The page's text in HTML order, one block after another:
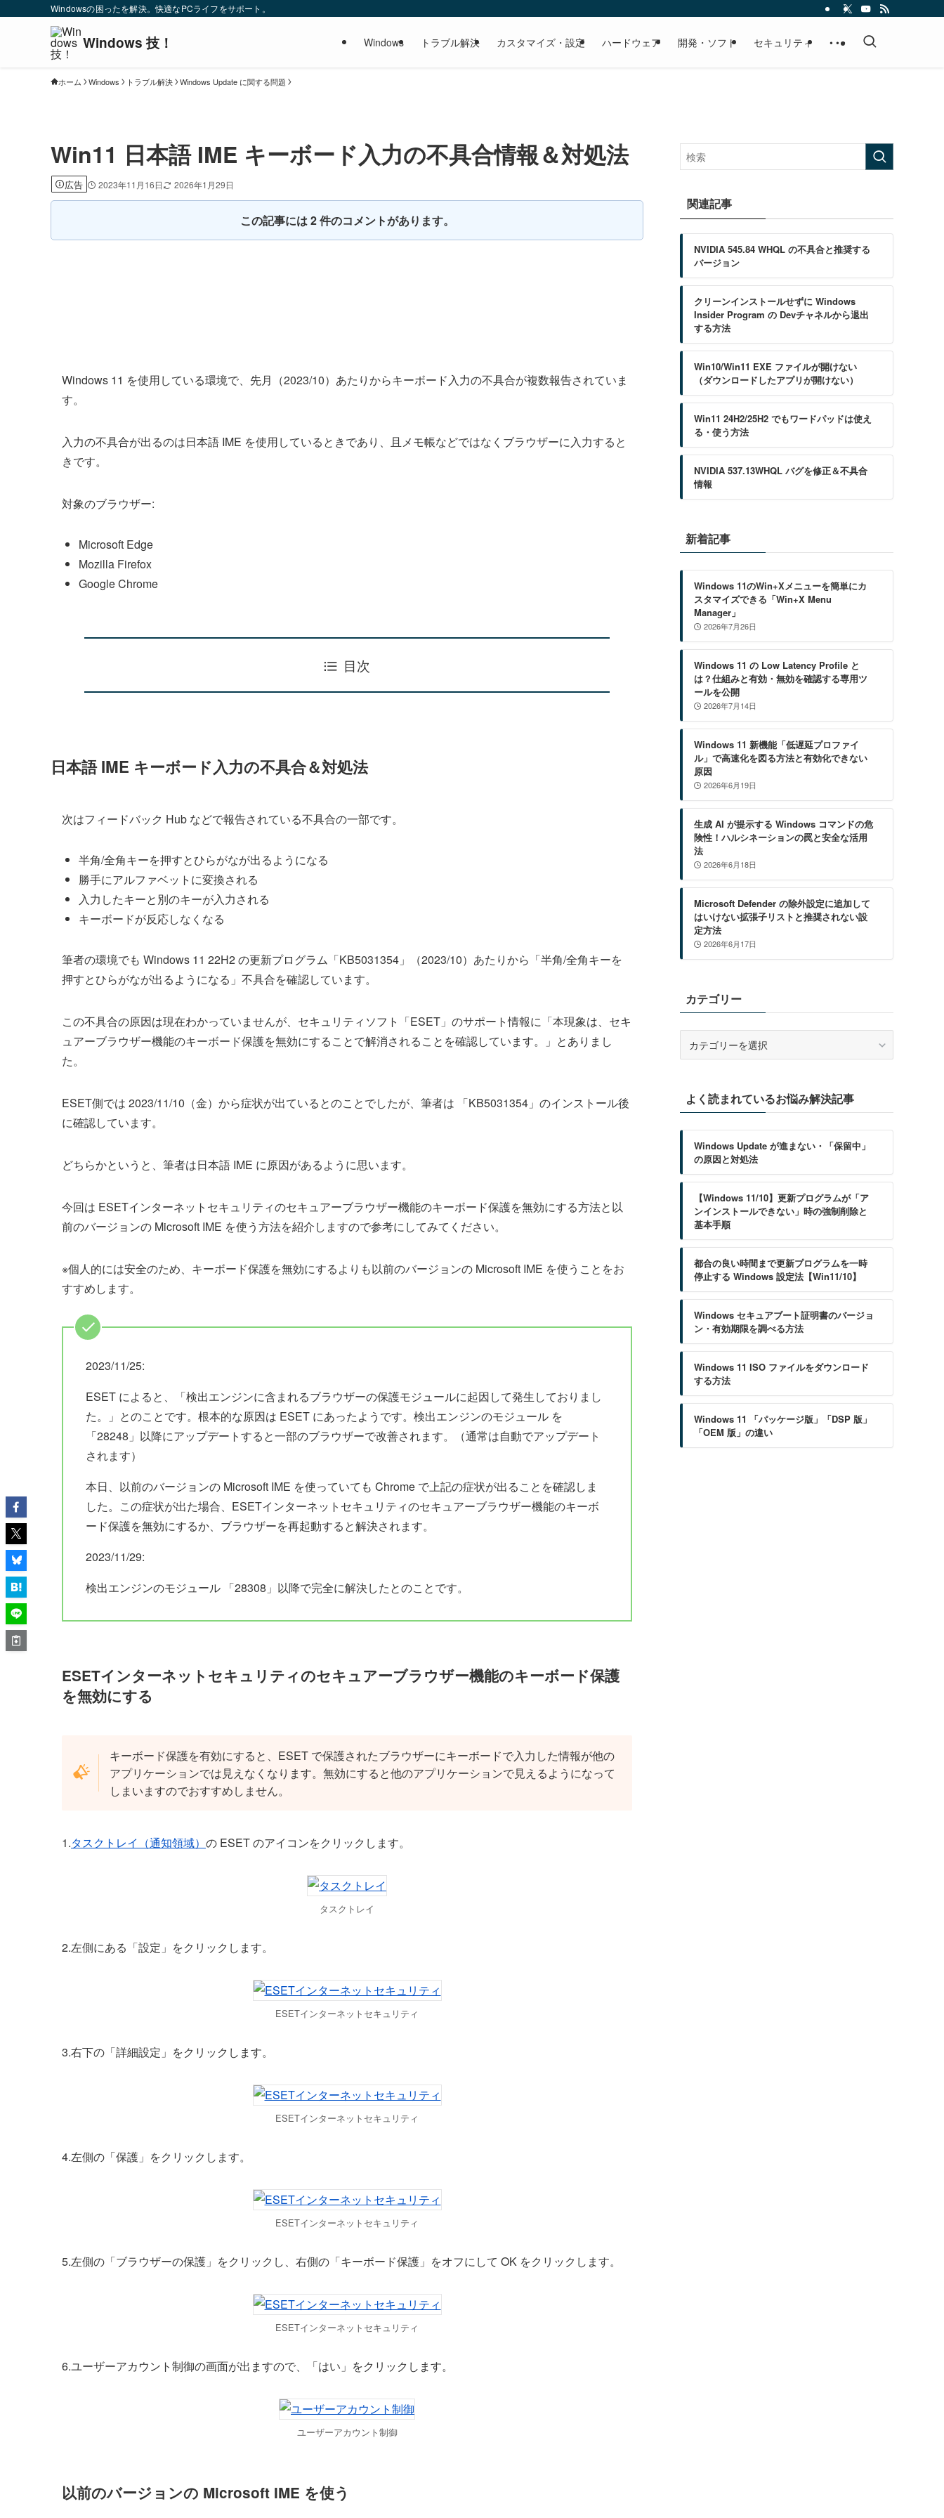
Windowsの困ったを解決。快適なPCライフをサポート。
Windows トラブル解決 カスタマイズ・設定 ハードウェア 開発・ソフト セキュリティ • • •
ホーム Windows トラブル解決 Windows Update に関する問題
Win11 日本語 IME キーボード入力の不具合情報＆対処法
広告 2023年11月16日 2026年1月29日
この記事には 2 件のコメントがあります。
Windows 11 を使用している環境で、先月（2023/10）あたりからキーボード入力の不具合が複数報告されていま
す。
入力の不具合が出るのは日本語 IME を使用しているときであり、且メモ帳などではなくブラウザーに入力すると
きです。
対象のブラウザー:
Microsoft Edge
Mozilla Firefox
Google Chrome
目次
日本語 IME キーボード入力の不具合＆対処法
次はフィードバック Hub などで報告されている不具合の一部です。
半角/全角キーを押すとひらがなが出るようになる
勝手にアルファベットに変換される
入力したキーと別のキーが入力される
キーボードが反応しなくなる
筆者の環境でも Windows 11 22H2 の更新プログラム「KB5031354」（2023/10）あたりから「半角/全角キーを
押すとひらがなが出るようになる」不具合を確認しています。
この不具合の原因は現在わかっていませんが、セキュリティソフト「ESET」のサポート情報に「本現象は、セキ
ュアーブラウザー機能のキーボード保護を無効にすることで解消されることを確認しています。」とありまし
た。
ESET側では 2023/11/10（金）から症状が出ているとのことでしたが、筆者は 「KB5031354」のインストール後
に確認しています。
どちらかというと、筆者は日本語 IME に原因があるように思います。
今回は ESETインターネットセキュリティのセキュアーブラウザー機能のキーボード保護を無効にする方法と以
前のバージョンの Microsoft IME を使う方法を紹介しますので参考にしてみてください。
※個人的には安全のため、キーボード保護を無効にするよりも以前のバージョンの Microsoft IME を使うことをお
すすめします。
2023/11/25:
ESET によると、「検出エンジンに含まれるブラウザーの保護モジュールに起因して発生しておりまし
た。」とのことです。根本的な原因は ESET にあったようです。検出エンジンのモジュール を
「28248」以降にアップデートすると一部のブラウザーで改善されます。（通常は自動でアップデート
されます）
本日、以前のバージョンの Microsoft IME を使っていても Chrome で上記の症状が出ることを確認しま
した。この症状が出た場合、ESETインターネットセキュリティのセキュアーブラウザー機能のキーボ
ード保護を無効にするか、ブラウザーを再起動すると解決されます。
2023/11/29:
検出エンジンのモジュール 「28308」以降で完全に解決したとのことです。
ESETインターネットセキュリティのセキュアーブラウザー機能のキーボード保護
を無効にする
キーボード保護を有効にすると、ESET で保護されたブラウザーにキーボードで入力した情報が他の
アプリケーションでは見えなくなります。無効にすると他のアプリケーションで見えるようになって
しまいますのでおすすめしません。
1.タスクトレイ（通知領域） の ESET のアイコンをクリックします。
タスクトレイ
2.左側にある「設定」をクリックします。
ESETインターネットセキュリティ
3.右下の「詳細設定」をクリックします。
ESETインターネットセキュリティ
4.左側の「保護」をクリックします。
ESETインターネットセキュリティ
5.左側の「ブラウザーの保護」をクリックし、右側の「キーボード保護」をオフにして OK をクリックします。
ESETインターネットセキュリティ
6.ユーザーアカウント制御の画面が出ますので、「はい」をクリックします。
ユーザーアカウント制御
以前のバージョンの Microsoft IME を使う
関連記事
NVIDIA 545.84 WHQL の不具合と推奨する
バージョン
クリーンインストールせずに Windows
Insider Program の Devチャネルから退出
する方法
Win10/Win11 EXE ファイルが開けない
（ダウンロードしたアプリが開けない）
Win11 24H2/25H2 でもワードパッドは使え
る・使う方法
NVIDIA 537.13WHQL バグを修正＆不具合
情報
新着記事
Windows 11のWin+Xメニューを簡単にカ
スタマイズできる「Win+X Menu
Manager」
2026年7月26日
Windows 11 の Low Latency Profile と
は？仕組みと有効・無効を確認する専用ツ
ールを公開
2026年7月14日
Windows 11 新機能「低遅延プロファイ
ル」で高速化を図る方法と有効化できない
原因
2026年6月19日
生成 AI が提示する Windows コマンドの危
険性！ハルシネーションの罠と安全な活用
法
2026年6月18日
Microsoft Defender の除外設定に追加して
はいけない拡張子リストと推奨されない設
定方法
2026年6月17日
カテゴリー
ーよく読まれているお悩み解決記事
Windows Update が進まない・「保留中」
の原因と対処法
【Windows 11/10】更新プログラムが「ア
ンインストールできない」時の強制削除と
基本手順
都合の良い時間まで更新プログラムを一時
停止する Windows 設定法【Win11/10】
Windows セキュアブート証明書のバージョ
ン・有効期限を調べる方法
Windows 11 ISO ファイルをダウンロード
する方法
Windows 11 「パッケージ版」「DSP 版」
「OEM 版」の違い